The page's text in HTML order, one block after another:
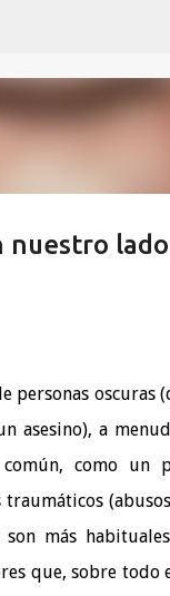
personas oscuras
asesino), a
común, como
más
que, sobre todo